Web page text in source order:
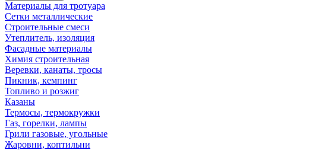
Материалы для тротуара
Сетки металлические
Строительные смеси
Утеплитель, изоляция
Фасадные материалы
Химия строительная
Веревки, канаты, тросы
Пикник, кемпинг
Топливо и розжиг
Казаны
Термосы, термокружки
Газ, горелки, лампы
Грили газовые, угольные
Жаровни, коптильни